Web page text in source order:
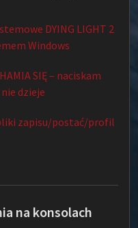
DYING LIGHT 2
Windows
SIĘ – naciskam
dzieje
zapisu/postać/profil
na konsolach